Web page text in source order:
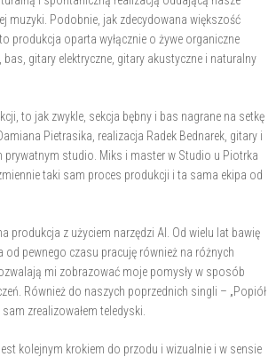
muzyki. Podobnie, jak zdecydowana większość
produkcja oparta wyłącznie o żywe organiczne
gitary elektryczne, gitary akustyczne i naturalny
to jak zwykle, sekcja bębny i bas nagrane na setkę
Pietrasika, realizacja Radek Bednarek, gitary i
prywatnym studio. Miks i master w Studio u Piotrka
taki sam proces produkcji i ta sama ekipa od
produkcja z użyciem narzędzi AI. Od wielu lat bawię
od pewnego czasu pracuję również na różnych
mi zobrazować moje pomysły w sposób
Również do naszych poprzednich singli – „Popiół
zrealizowałem teledyski.
kolejnym krokiem do przodu i wizualnie i w sensie